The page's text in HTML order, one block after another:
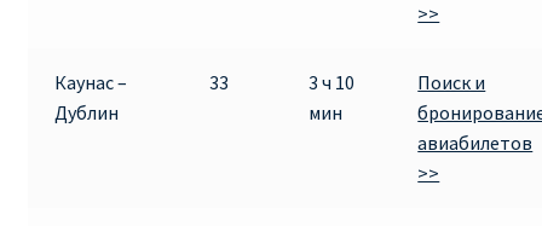
>>
Каунас –
Дублин
33
3 ч 10
мин
Поиск и
авиабилетов
>>